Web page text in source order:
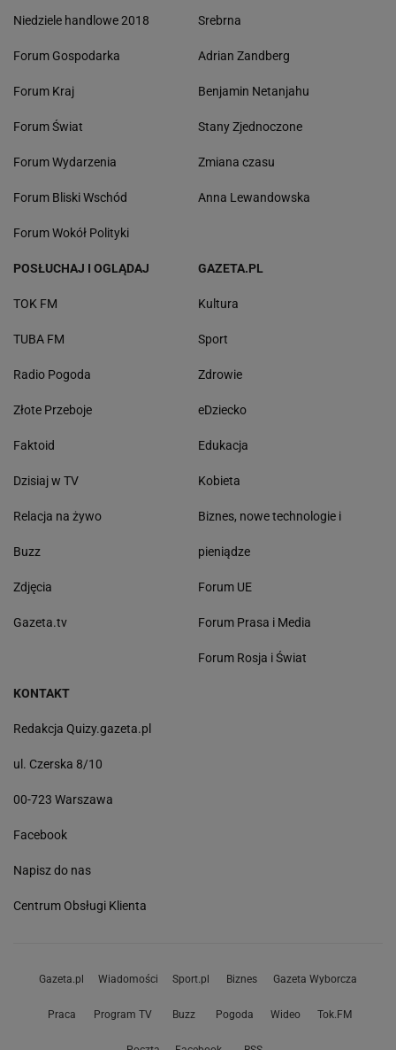
Niedziele handlowe 2018
Forum Gospodarka
Forum Kraj
Forum Świat
Forum Wydarzenia
Forum Bliski Wschód
Forum Wokół Polityki
Srebrna
Adrian Zandberg
Benjamin Netanjahu
Stany Zjednoczone
Zmiana czasu
Anna Lewandowska
POSŁUCHAJ I OGLĄDAJ
TOK FM
TUBA FM
Radio Pogoda
Złote Przeboje
Faktoid
Dzisiaj w TV
Relacja na żywo
Buzz
Zdjęcia
Gazeta.tv
GAZETA.PL
Kultura
Sport
Zdrowie
eDziecko
Edukacja
Kobieta
Biznes, nowe technologie i
pieniądze
Forum UE
Forum Prasa i Media
Forum Rosja i Świat
KONTAKT
Redakcja Quizy.gazeta.pl
ul. Czerska 8/10
00-723 Warszawa
Facebook
Napisz do nas
Centrum Obsługi Klienta
Gazeta.pl Wiadomości Sport.pl Biznes Gazeta Wyborcza
Praca Program TV Buzz Pogoda Wideo Tok.FM